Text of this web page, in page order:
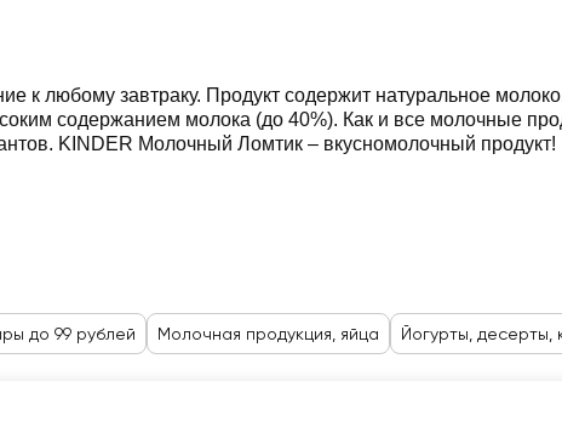
к любому завтраку. Продукт содержит натуральное
содержанием молока (до 40%). Как и все молочные
KINDER Молочный Ломтик – вкусномолочный продукт!
до 99 рублей Молочная продукция, яйца Йогурты, десерты,